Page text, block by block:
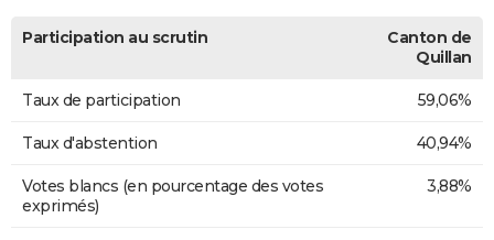
Participation au scrutin
Canton de
Quillan
Taux de participation 59,06%
Taux d'abstention 40,94%
Votes blancs (en pourcentage des votes
exprimés)
3,88%